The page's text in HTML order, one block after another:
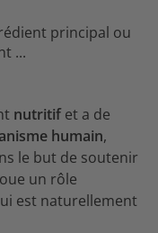
principal ou
...
nutritifet a de
humain,
le but de soutenir
un rôle
est naturellement